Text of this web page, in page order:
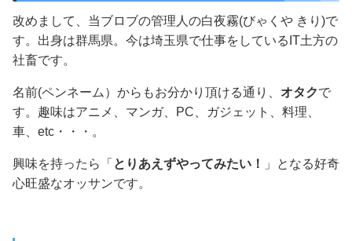
改めまして、当ブロブの管理人の白夜霧(びゃくや きり)で
す。出身は群馬県。今は埼玉県で仕事をしているIT土方の
社畜です。
名前(ペンネーム）からもお分かり頂ける通り、 オタクで
す。趣味はアニメ、マンガ、PC、ガジェット、料理、
車、etc・・・。
興味を持ったら「 とりあえずやってみたい！
」となる好奇
心旺盛なオッサンです。